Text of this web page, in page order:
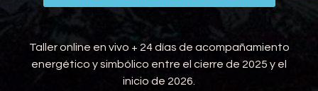
Taller online en vivo + 24 días de acompañamiento
energético y simbólico entre el cierre de 2025 y el
inicio de 2026.